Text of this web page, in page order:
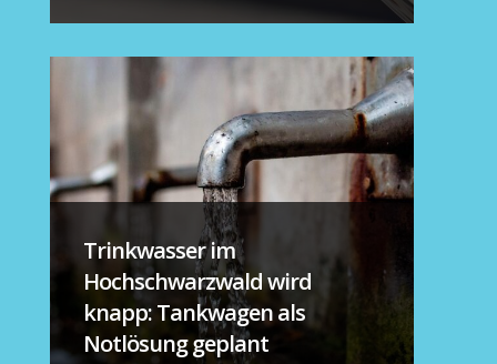
Trinkwasser im
Hochschwarzwald wird
knapp: Tankwagen als
Notlösung geplant